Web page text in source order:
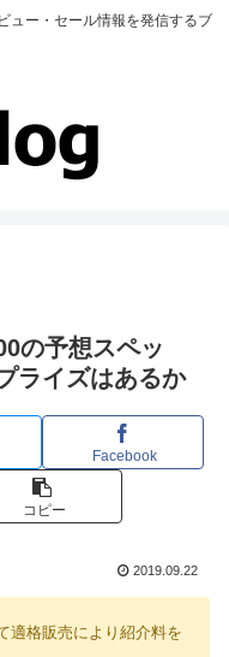
ュー・セール情報を発信するブ
の予想スペッ
ライズはあるか
Facebook
コピー
2019.09.22
適格販売により紹介料を